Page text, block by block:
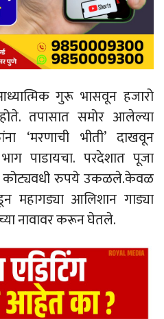
गुरू भासवून हजारो
तपासात समोर आलेल्या
‘मरणाची भीती’ दाखवून
पाडायचा. परदेशात पूजा
कोट्यवधी रुपये उकळले.केवळ
महागड्या आलिशान गाड्या
नावावर करून घेतले.